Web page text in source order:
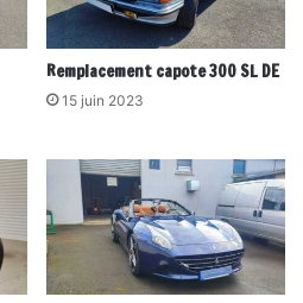
Remplacement capote 300 SL DE
15 juin 2023